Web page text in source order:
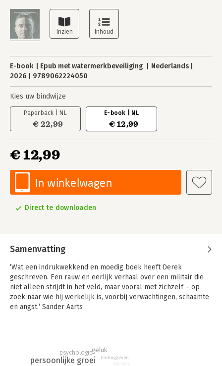
E-book Epub met watermerkbeveiliging
Nederlands
2026
9789062224050
Kies uw bindwijze
Paperback | NL
€ 22,99
E-book | NL
€ 12,99
€ 12,99
In winkelwagen
Direct te downloaden
Samenvatting
‘Wat een indrukwekkend en moedig boek heeft Derek
geschreven. Een rauw en eerlijk verhaal over een militair die
niet alleen strijdt in het veld, maar vooral met zichzelf – op
zoek naar wie hij werkelijk is, voorbij verwachtingen, schaamte
en angst.’ Sander Aarts
‘Ondanks je angst toch iets doen. Dat is moed! Dit verhaal van
persoonlijke groei
psychologiegeluk
leidinggeven